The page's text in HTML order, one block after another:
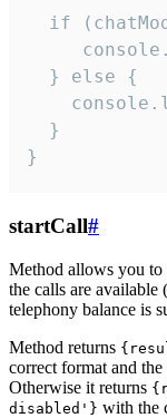
if
  } else {
  }
}
startCall#
Method allows you to
the calls are available
telephony balance is
Method returns
correct format and the
Otherwise it returns
disabled'} with the